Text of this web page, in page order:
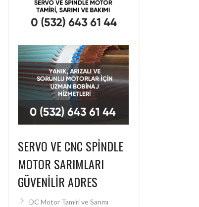
SERVO VE CNC SPINDLE
MOTOR SARIMLARI
GÜVENILIR ADRES
DC Motor Tamiri ve Sarımı